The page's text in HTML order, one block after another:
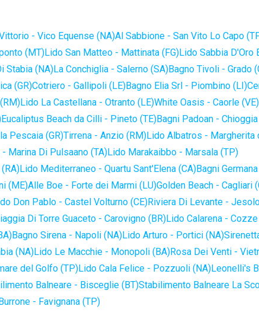
- Vico Equense (NA)Al Sabbione - San Vito Lo Capo
(MT)Lido San Matteo - Mattinata (FG)Lido Sabbia D'Oro
Stabia (NA)La Conchiglia - Salerno (SA)Bagno Tivoli - Grado
(GR)Cotriero - Gallipoli (LE)Bagno Elia Srl - Piombino (LI)
Lido La Castellana - Otranto (LE)White Oasis - Caorle (VE)
Eucaliptus Beach da Cilli - Pineto (TE)Bagni Padoan -
Pescaia (GR)Tirrena - Anzio (RM)Lido Albatros - Margherita
Marina Di Pulsaano (TA)Lido Marakaibbo - Marsala (TP)
Lido Mediterraneo - Quartu Sant'Elena (CA)Bagni
(ME)Alle Boe - Forte dei Marmi (LU)Golden Beach - Cagliari
Don Pablo - Castel Volturno (CE)Riviera Di Levante -
Di Torre Guaceto - Carovigno (BR)Lido Calarena -
Bagno Sirena - Napoli (NA)Lido Arturo - Portici (NA)
(NA)Lido Le Macchie - Monopoli (BA)Rosa Dei Venti -
del Golfo (TP)Lido Cala Felice - Pozzuoli (NA)Leonelli's
Balneare - Bisceglie (BT)Stabilimento Balneare La
- Favignana (TP)